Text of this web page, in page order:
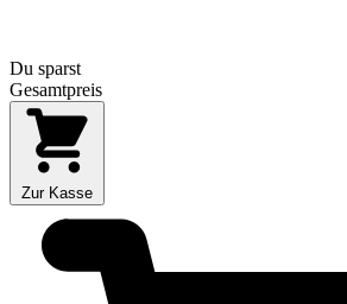
Du sparst
Gesamtpreis
Zur Kasse